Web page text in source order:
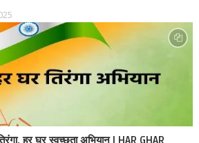
हर घर स्वच्छता अभियान | HAR GHAR